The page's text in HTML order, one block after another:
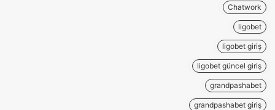
Chatwork
ligobet
ligobet giriş
ligobet güncel giriş
grandpashabet
grandpashabet giriş